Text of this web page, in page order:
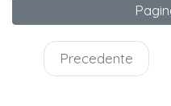
Precedente